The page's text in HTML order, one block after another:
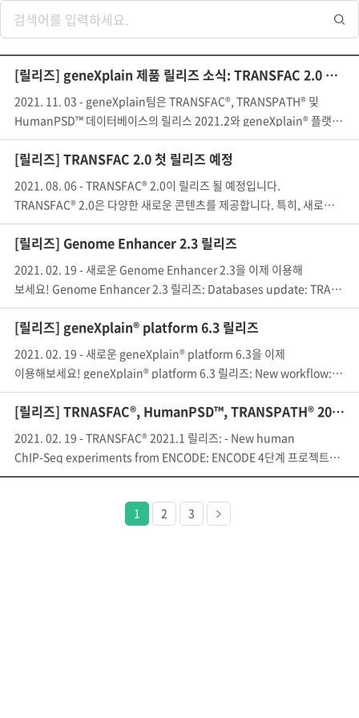
[릴리즈] geneXplain 제품 릴리즈 소식: TRANSFAC 2.0 소개
2021. 11. 03 - geneXplain팀은 TRANSFAC®, TRANSPATH® 및
HumanPSD™ 데이터베이스의 릴리스 2021.2와 geneXplain® 플랫폼
[릴리즈] TRANSFAC 2.0 첫 릴리즈 예정
2021. 08. 06 - TRANSFAC® 2.0이 릴리즈 될 예정입니다.
TRANSFAC® 2.0은 다양한 새로운 콘텐츠를 제공합니다. 특히, 새로운
[릴리즈] Genome Enhancer 2.3 릴리즈
2021. 02. 19 - 새로운 Genome Enhancer 2.3을 이제 이용해
보세요! Genome Enhancer 2.3 릴리즈: Databases update:
[릴리즈] geneXplain® platform 6.3 릴리즈
2021. 02. 19 - 새로운 geneXplain® platform 6.3을 이제
이용해보세요! geneXplain® platform 6.3 릴리즈: New workflow:
[릴리즈] TRNASFAC®, HumanPSD™, TRANSPATH® 2021.1
2021. 02. 19 - TRANSFAC® 2021.1 릴리즈: - New human
ChIP-Seq experiments from ENCODE: ENCODE 4단계 프로젝트에
1 2 3
다음